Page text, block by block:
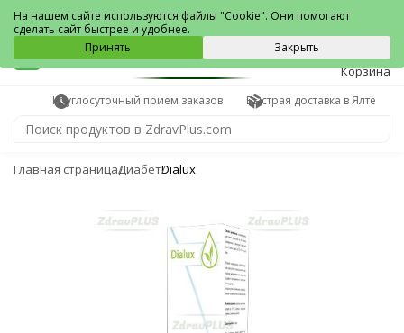
Ялта
0
Корзина
Круглосуточный прием заказов Быстрая доставка в Ялте
Главная страницаДиабетDialux
На нашем сайте используются файлы "Cookie". Они помогают
сделать сайт быстрее и удобнее.
Принять
Закрыть